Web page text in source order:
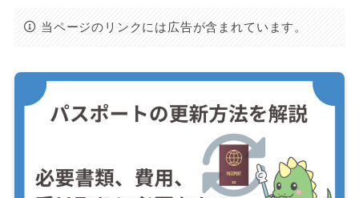
当ページのリンクには広告が含まれています。